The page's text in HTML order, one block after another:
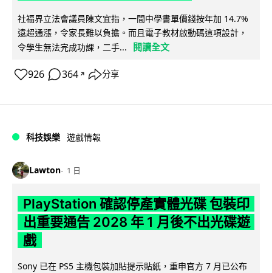
社福界立法會議員陳文宜指，一間中學書單價錢按年加 14.7%
遠超通漲，令家長難以負擔。而且電子教材啟動碼這項設計，
令學生無法完成功課，二手...
閱讀全文
926 364 ↗ 分享
科技娛樂 遊戲情報
Lawton 1 日
PlayStation 確認停產實體光碟 包裝印
出重要通告 2028 年 1 月後不出光碟遊
戲
Sony 已在 PS5 主機包裝加貼提示貼紙，重申官方 7 月已公布